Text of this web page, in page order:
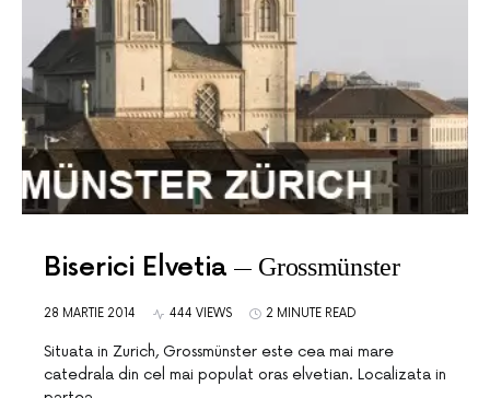
Biserici Elvetia Grossmünster
28 MARTIE 2014 444 VIEWS 2 MINUTE READ
Situata in Zurich, Grossmünster este cea mai mare
catedrala din cel mai populat oras elvetian. Localizata in